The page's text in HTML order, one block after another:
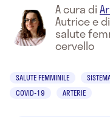
A cura di
Autrice e
salute
cervello
SALUTE FEMMINILE
COVID-19
ARTERIE